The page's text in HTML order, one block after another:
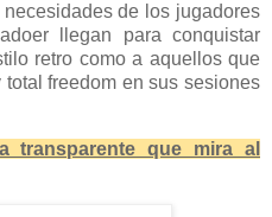
de los jugadores
llegan para conquistar
retro como a aquellos que
freedom en sus sesiones
transparente que mira al